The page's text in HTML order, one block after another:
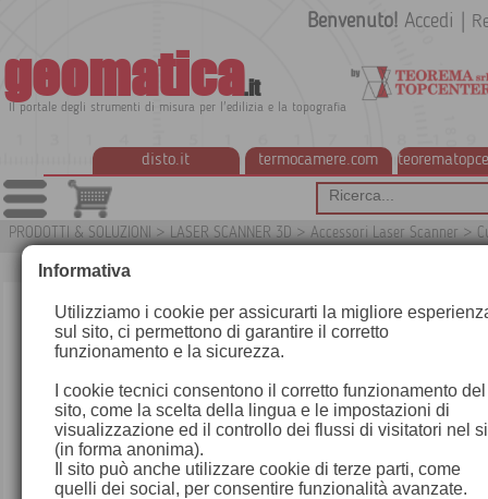
geomatica.it
Il portale degli strumenti di misura per l'edilizia e la topografia
disto.it termocamere.com
Benvenuto! Accedi
PRODOTTI & SOLUZIONI > LASER SCANNER 3D > Accessori Laser Scanner >
Informativa
Utilizziamo i cookie per assicurarti la migliore
sul sito, ci permettono di garantire il corretto
funzionamento e la sicurezza.
I cookie tecnici consentono il corretto funzionamento del
sito, come la scelta della lingua e le impostazioni di
visualizzazione ed il controllo dei flussi di visitatori nel
(in forma anonima).
Il sito può anche utilizzare cookie di terze parti, come
quelli dei social, per consentire funzionalità avanzate.